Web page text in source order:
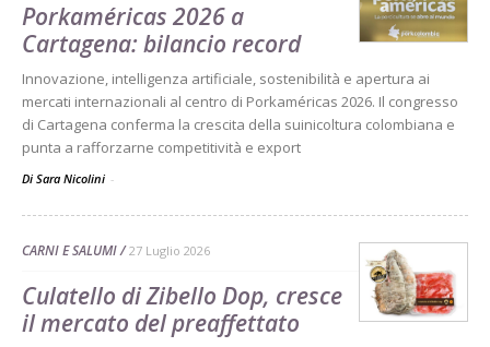
Porkaméricas 2026 a
Cartagena: bilancio record
Innovazione, intelligenza artificiale, sostenibilità e apertura ai
mercati internazionali al centro di Porkaméricas 2026. Il congresso
di Cartagena conferma la crescita della suinicoltura colombiana e
punta a rafforzarne competitività e export
Di Sara Nicolini -
CARNI E SALUMI 27 Luglio 2026
Culatello di Zibello Dop, cresce
il mercato del preaffettato